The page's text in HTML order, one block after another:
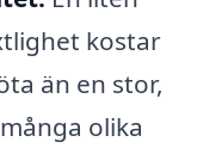
kostar
än en stor,
olika